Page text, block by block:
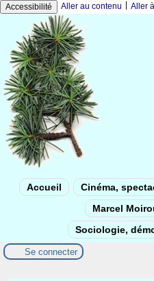
Accessibilité Aller au contenu Aller
Accueil Cinéma,
Marcel
Sociologie,
Se connecter